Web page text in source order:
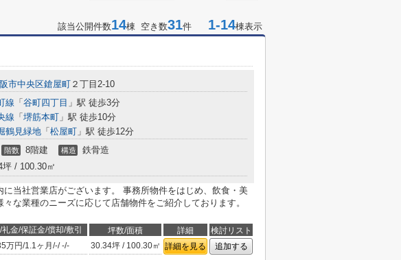
該当公開件数14棟 空き数31件 1-14棟表示
市中央区鎗屋町 ２丁目2-10
線 「 谷町四丁目 」駅 徒歩3分
線 「 堺筋本町 」駅 徒歩10分
鶴見緑地 「 松屋町 」駅 徒歩12分
階数 8階建 構造 鉄骨造
坪 / 100.30㎡
に当社営業店がございます。 事務所物件をはじめ、飲食・美
な業種のニーズに応じて店舗物件をご紹介しております。
金/保証金/償却/敷引 坪数/面積 詳細
検討リスト
万円/1.1ヶ月 /-/-/- 30.34坪 / 100.30㎡ 詳細を見る 追加する